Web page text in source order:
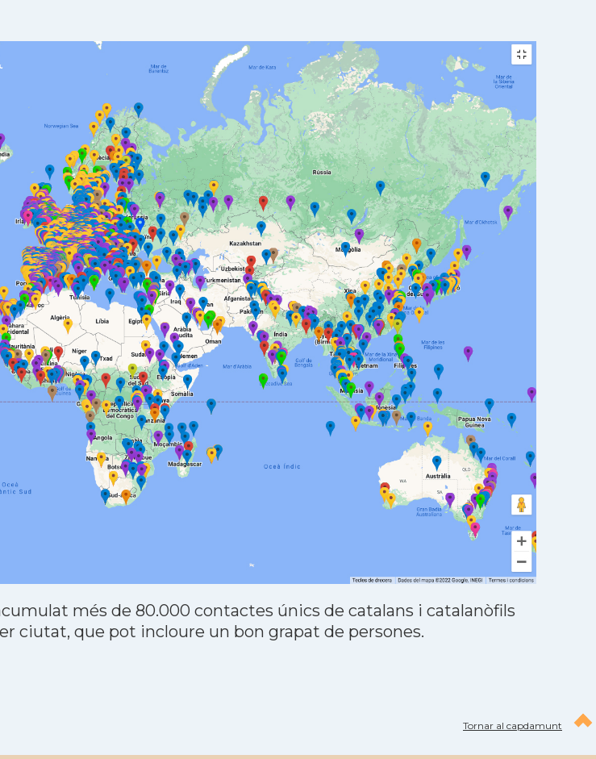
més de 80.000 contactes únics de catalans i catalanòfils
ciutat, que pot incloure un bon grapat de persones.
Tornar al capdamunt